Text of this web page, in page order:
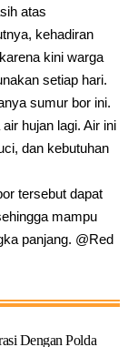
atas
kehadiran
kini warga
setiap hari.
sumur bor ini.
hujan lagi. Air ini
dan kebutuhan
tersebut dapat
mampu
panjang. @Red
Dengan Polda